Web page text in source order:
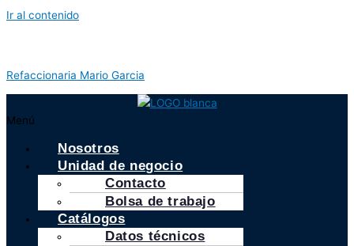
Ir al contenido
Refaccionaria Mario Garcia
Menú
Nosotros
Unidad de negocio
Contacto
Bolsa de trabajo
Catálogos
Datos técnicos